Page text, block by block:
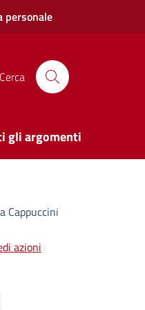
personale
Cerca
gli argomenti
Cappuccini
azioni